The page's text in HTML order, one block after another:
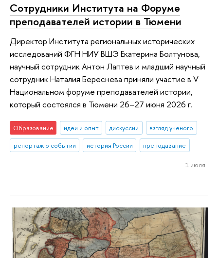
Сотрудники Института на Форуме
преподавателей истории в Тюмени
Директор Института региональных исторических
исследований ФГН НИУ ВШЭ Екатерина Болтунова,
научный сотрудник Антон Лаптев и младший научный
сотрудник Наталия Береснева приняли участие в V
Национальном форуме преподавателей истории,
который состоялся в Тюмени 26–27 июня 2026 г.
Образование идеи и опыт дискуссии
взгляд ученого
репортаж о событии
история России преподавание
1 июля